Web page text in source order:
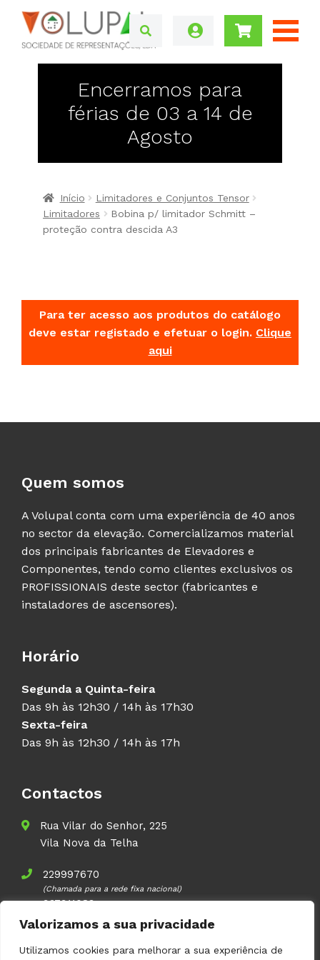
Valorizamos a sua privacidade
Utilizamos cookies para melhorar a sua experiência de
Encerramos para
férias de 03 a 14 de
Agosto
Início
Limitadores e Conjuntos Tensor
Limitadores
Bobina p/ limitador Schmitt –
proteção contra descida A3
Para ter acesso aos produtos do catálogo
deve estar registado e efetuar o login. Clique
aqui
Quem somos
A Volupal conta com uma experiência de 40 anos
no sector da elevação. Comercializamos material
dos principais fabricantes de Elevadores e
Componentes, tendo como clientes exclusivos os
PROFISSIONAIS deste sector (fabricantes e
instaladores de ascensores).
Horário
Segunda a Quinta-feira
Das 9h às 12h30 / 14h às 17h30
Sexta-feira
Das 9h às 12h30 / 14h às 17h
Contactos
Rua Vilar do Senhor, 225
Vila Nova da Telha
229997670
(Chamada para a rede fixa nacional)
937911083
(Chamada para a rede móvel nacional)
geral@volupal.pt